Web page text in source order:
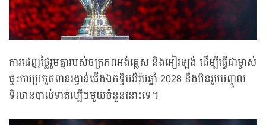
ការដេញថ្លៃរួមគ្នារបស់ចក្រភពអង់គ្លេស និងអៀរឡង់ ដើម្បីធ្វើជាម្ចាស់
ផ្ទះការប្រកួតពានរង្វាន់ជើងឯកទ្វីបអឺរ៉ុបឆ្នាំ 2028 នឹងមិនរួមបញ្ចូល
ទីលានបាល់ទាត់ល្បីៗមួយចំនួននោះទេ។